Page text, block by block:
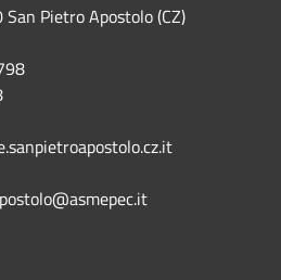
Pietro Apostolo (CZ)